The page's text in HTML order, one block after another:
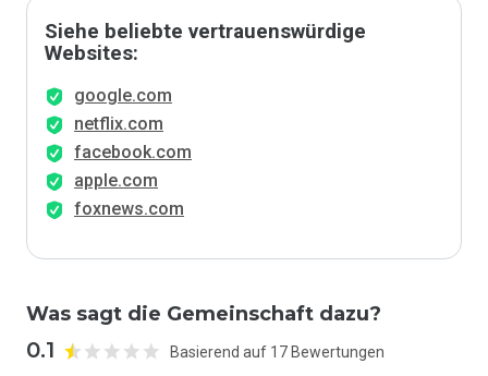
Siehe beliebte vertrauenswürdige
Websites:
google.com
netflix.com
facebook.com
apple.com
foxnews.com
Was sagt die Gemeinschaft dazu?
0.1 Basierend auf 17 Bewertungen